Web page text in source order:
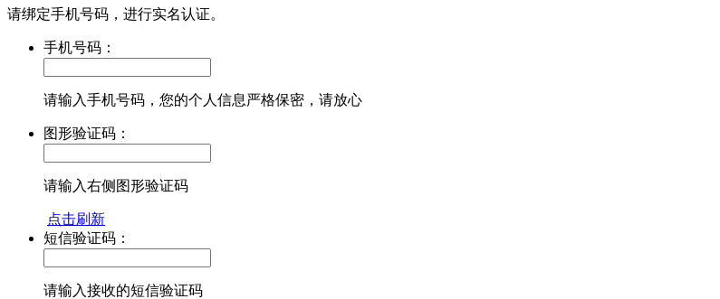
请绑定手机号码，进行实名认证。
手机号码：
请输入手机号码，您的个人信息严格保密，请放心
图形验证码：
请输入右侧图形验证码
点击刷新
短信验证码：
请输入接收的短信验证码